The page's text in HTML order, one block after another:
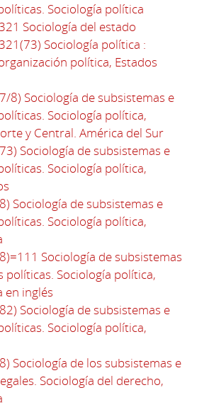
Sociología política
Sociología del estado
Sociología política :
política, Estados
8) Sociología de subsistemas e
Sociología política,
y Central. América del Sur
Sociología de subsistemas e
Sociología política,
Sociología de subsistemas e
Sociología política,
Sociología de subsistemas
políticas. Sociología política,
en inglés
Sociología de subsistemas e
Sociología política,
Sociología de los subsistemas e
Sociología del derecho,